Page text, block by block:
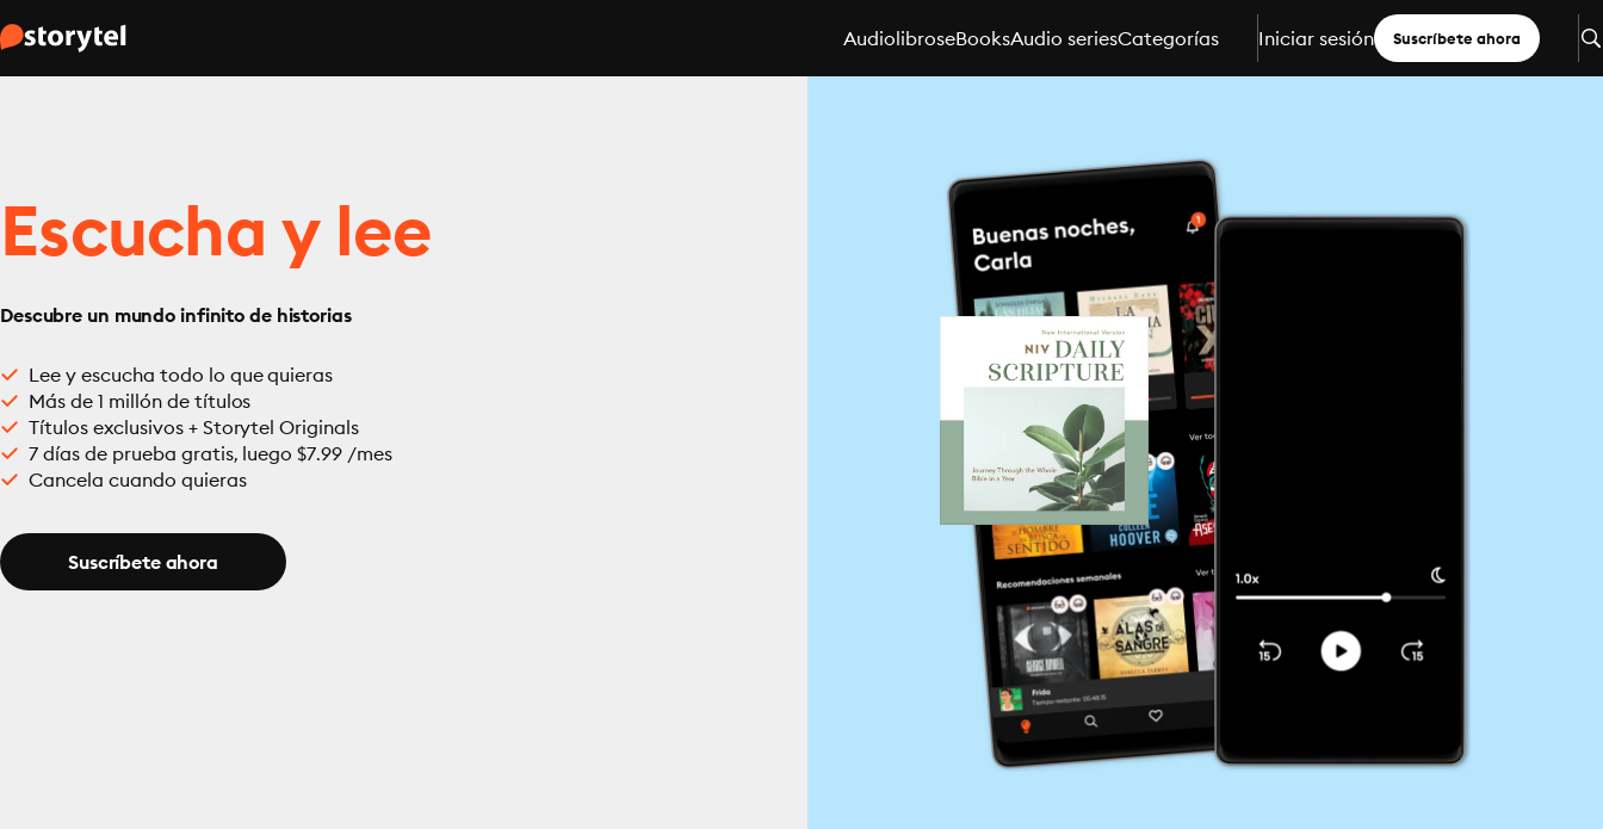
AudiolibroseBooksAudio seriesCategorías Iniciar sesión Suscríbete ahora
Escucha y lee
Descubre un mundo infinito de historias
Lee y escucha todo lo que quieras
Más de 1 millón de títulos
Títulos exclusivos + Storytel Originals
7 días de prueba gratis, luego $7.99 /mes
Cancela cuando quieras
Suscríbete ahora